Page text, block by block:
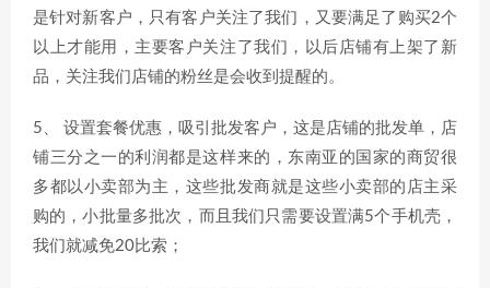
是针对新客户，只有客户关注了我们，又要满足了购买2个
以上才能用，主要客户关注了我们，以后店铺有上架了新
品，关注我们店铺的粉丝是会收到提醒的。
5、 设置套餐优惠，吸引批发客户，这是店铺的批发单，店
铺三分之一的利润都是这样来的，东南亚的国家的商贸很
多都以小卖部为主，这些批发商就是这些小卖部的店主采
购的，小批量多批次，而且我们只需要设置满5个手机壳，
我们就减免20比索；